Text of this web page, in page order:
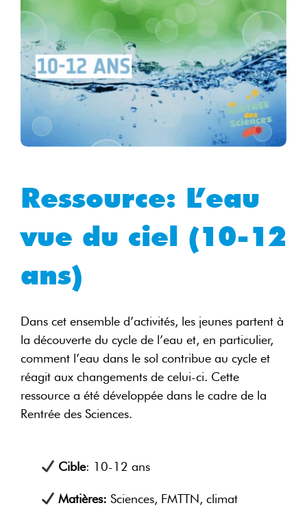
Ressource: L’eau
vue du ciel (10-12
ans)
Dans cet ensemble d’activités, les jeunes partent à
la découverte du cycle de l’eau et, en particulier,
comment l’eau dans le sol contribue au cycle et
réagit aux changements de celui-ci. Cette
ressource a été développée dans le cadre de la
Rentrée des Sciences.
Cible: 10-12 ans
Matières: Sciences, FMTTN, climat